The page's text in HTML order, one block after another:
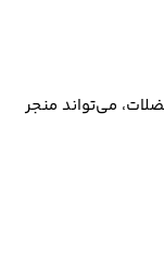
می‌تواند منجر